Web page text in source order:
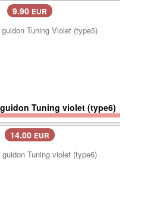
9.90 EUR
Tuning Violet (type5)
14.00 EUR
Tuning violet (type6)